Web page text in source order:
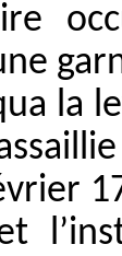
la